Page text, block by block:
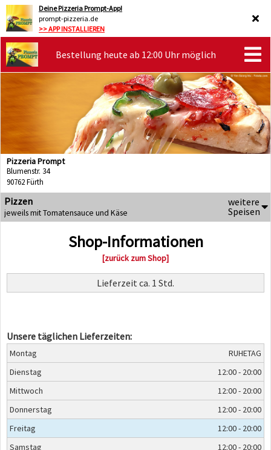
Deine Pizzeria Prompt-App!
prompt-pizzeria.de
>> APP INSTALLIEREN
Bestellung heute ab 12:00 Uhr möglich
Pizzeria Prompt
Blumenstr. 34
90762 Fürth
Pizzen
jeweils mit Tomatensauce und Käse
weitere
Speisen
Shop-Informationen
[zurück zum Shop]
Lieferzeit ca. 1 Std.
Unsere täglichen Lieferzeiten:
Montag
RUHETAG
Dienstag
12:00 - 20:00
Mittwoch
12:00 - 20:00
Donnerstag
12:00 - 20:00
Freitag
12:00 - 20:00
Samstag
12:00 - 20:00